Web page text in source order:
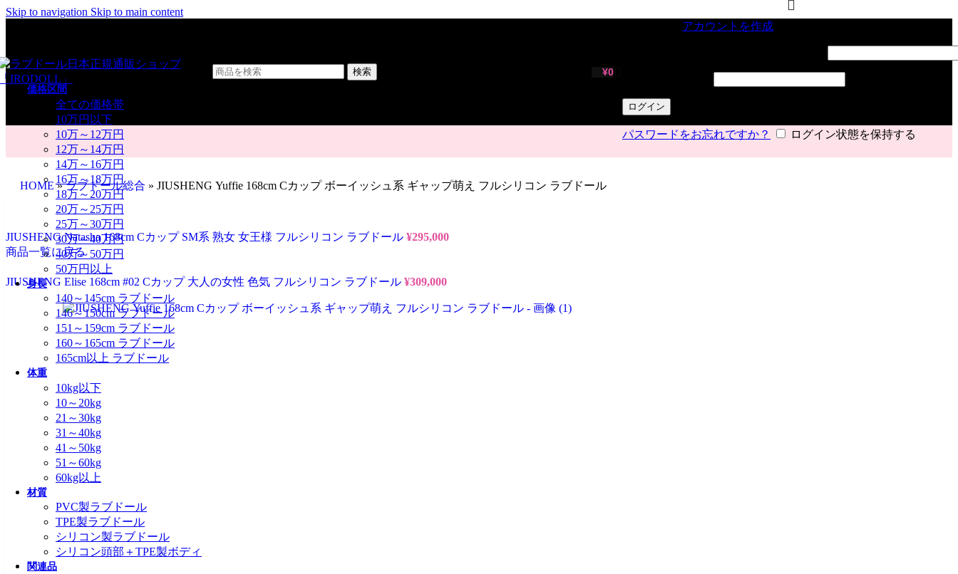
Skip to navigation Skip to main content
検索 ¥0
アカウントを作成
ログイン
パスワードをお忘れですか？ ログイン状態を保持する
価格区間
全ての価格帯
10万円以下
10万～12万円
12万～14万円
14万～16万円
16万～18万円
18万～20万円
20万～25万円
25万～30万円
30万～40万円
40万～50万円
50万円以上
身長
140～145cm ラブドール
146～150cm ラブドール
151～159cm ラブドール
160～165cm ラブドール
165cm以上 ラブドール
体重
10kg以下
10～20kg
21～30kg
31～40kg
41～50kg
51～60kg
60kg以上
材質
PVC製ラブドール
TPE製ラブドール
シリコン製ラブドール
シリコン頭部＋TPE製ボディ
関連品
HOME»ラブドール総合 » JIUSHENG Yuffie 168cm Cカップ ボーイッシュ系 ギャップ萌え フルシリコン ラブドール
JIUSHENG Natasha 168cm Cカップ SM系 熟女 女王様 フルシリコン ラブドール ¥295,000
商品一覧に戻る
JIUSHENG Elise 168cm #02 Cカップ 大人の女性 色気 フルシリコン ラブドール ¥309,000